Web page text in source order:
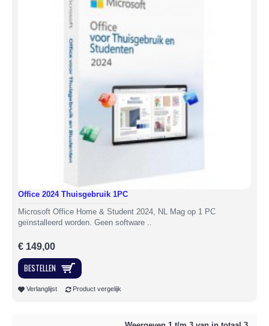
Office 2024 Thuisgebruik 1PC
Microsoft Office Home & Student 2024, NL Mag op 1 PC
geïnstalleerd worden. Geen software ..
€ 149,00
BESTELLEN
Verlanglijst Product vergelijk